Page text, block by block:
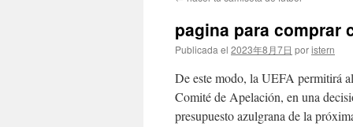
contenido
pagina para comprar
Publicada el 2023年8月7日 poristern
De este modo, la UEFA permitirá
Comité de Apelación, en una
presupuesto azulgrana de la